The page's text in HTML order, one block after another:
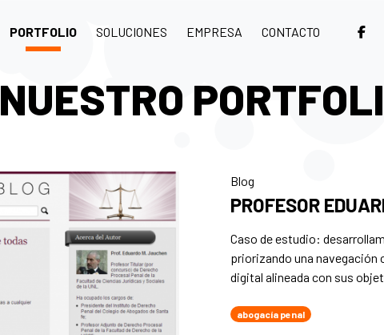
PORTFOLIO SOLUCIONES EMPRESA CONTACTO
NUESTRO
Blog
PROFESOR
Caso de estudio:
priorizando una navegación
digital alineada con sus
abogacía penal